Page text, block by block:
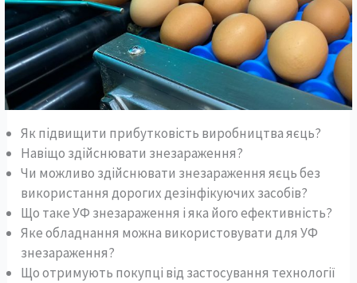
Як підвищити прибутковість виробництва яєць?
Навіщо здійснювати знезараження?
Чи можливо здійснювати знезараження яєць без
використання дорогих дезінфікуючих засобів?
Що таке УФ знезараження і яка його ефективність?
Яке обладнання можна використовувати для УФ
знезараження?
Що отримують покупці від застосування технології